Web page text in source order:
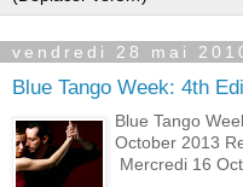
vendredi 28 mai
Blue Tango Week: 4th
Blue Tango
October 2013
Mercredi 16